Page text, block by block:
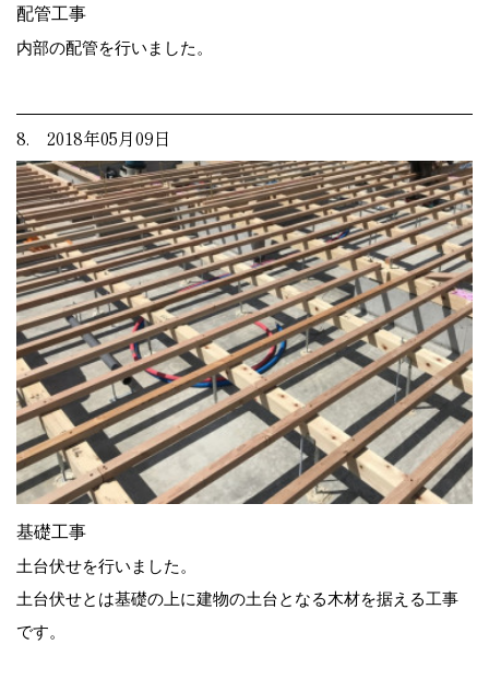
配管工事
内部の配管を行いました。
8. 2018年05月09日
基礎工事
土台伏せを行いました。
土台伏せとは基礎の上に建物の土台となる木材を据える工事
です。